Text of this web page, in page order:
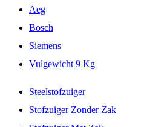
Aeg
Bosch
Siemens
Vulgewicht 9 Kg
Steelstofzuiger
Stofzuiger Zonder Zak